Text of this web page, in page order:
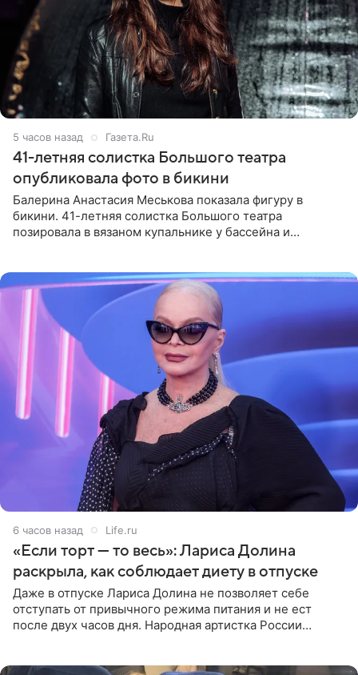
5 часов назад Газета.Ru
41-летняя солистка Большого театра
опубликовала фото в бикини
Балерина Анастасия Меськова показала фигуру в
бикини. 41-летняя солистка Большого театра
позировала в вязаном купальнике у бассейна и
6 часов назад Life.ru
«Если торт — то весь»: Лариса Долина
раскрыла, как соблюдает диету в отпуске
Даже в отпуске Лариса Долина не позволяет себе
отступать от привычного режима питания и не ест
после двух часов дня. Народная артистка России